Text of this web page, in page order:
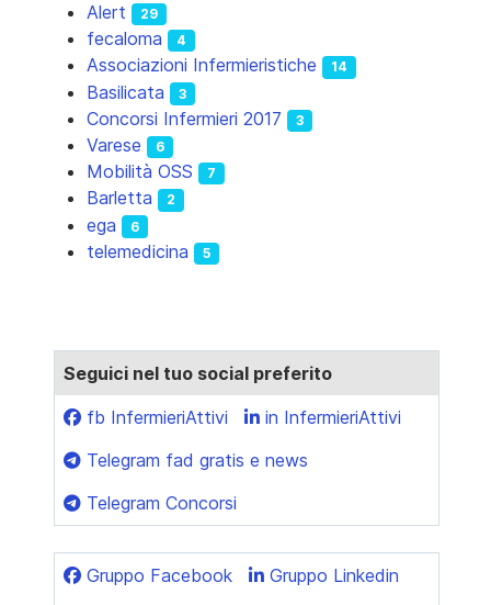
Alert 29
fecaloma 4
Associazioni Infermieristiche 14
Basilicata 3
Concorsi Infermieri 2017 3
Varese 6
Mobilità OSS 7
Barletta 2
ega 6
telemedicina 5
Seguici nel tuo social preferito
fb InfermieriAttivi
in InfermieriAttivi
Telegram fad gratis e news
Telegram Concorsi
Gruppo Facebook
Gruppo Linkedin